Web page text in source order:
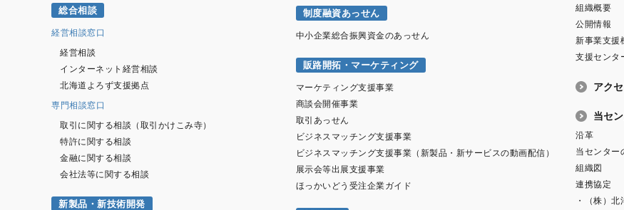
総合相談
経営相談窓口
経営相談
インターネット経営相談
北海道よろず支援拠点
専門相談窓口
取引に関する相談（取引かけこみ寺）
特許に関する相談
金融に関する相談
会社法等に関する相談
新製品・新技術開発
制度融資あっせん
中小企業総合振興資金のあっせん
販路開拓・マーケティング
マーケティング支援事業
商談会開催事業
取引あっせん
ビジネスマッチング支援事業
ビジネスマッチング支援事業（新製品・新サービスの動画配信）
展示会等出展支援事業
ほっかいどう受注企業ガイド
組織概要
公開情報
新事業支援
支援センタ
アク
当セ
沿革
当センター
組織図
連携協定
・（株）北